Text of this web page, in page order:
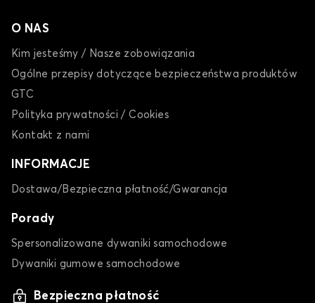
Dywaniki dla CUPRA RAVAL
O NAS
Kim jesteśmy / Nasze zobowiązania
Ogólne przepisy dotyczące bezpieczeństwa produktów
GTC
Polityka prywatności / Cookies
Kontakt z nami
INFORMACJE
Dostawa/Bezpieczna płatność/Gwarancja
Porady
Spersonalizowane dywaniki samochodowe
Dywaniki gumowe samochodowe
Bezpieczna płatność